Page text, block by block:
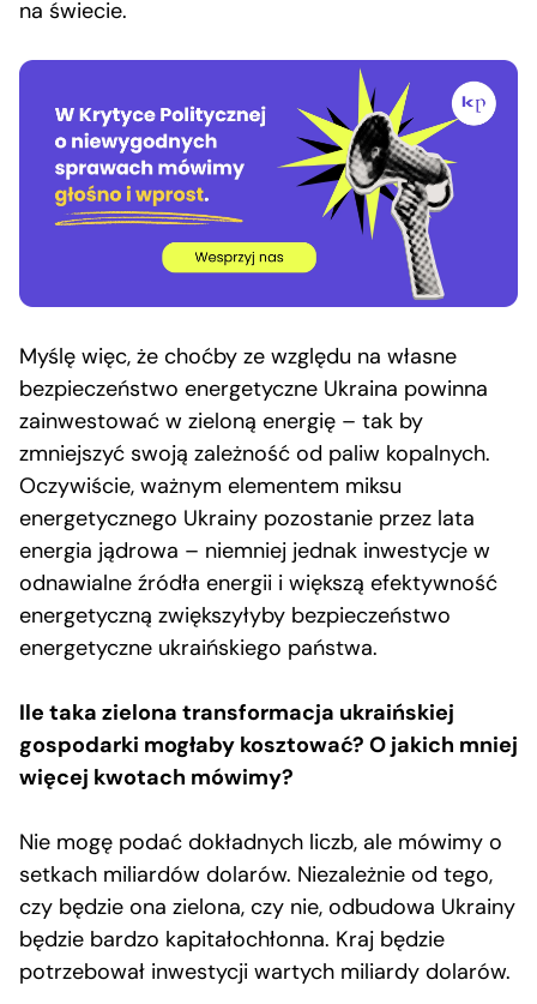
na świecie.
Myślę więc, że choćby ze względu na własne
bezpieczeństwo energetyczne Ukraina powinna
zainwestować w zieloną energię – tak by
zmniejszyć swoją zależność od paliw kopalnych.
Oczywiście, ważnym elementem miksu
energetycznego Ukrainy pozostanie przez lata
energia jądrowa – niemniej jednak inwestycje w
odnawialne źródła energii i większą efektywność
energetyczną zwiększyłyby bezpieczeństwo
energetyczne ukraińskiego państwa.
Ile taka zielona transformacja ukraińskiej
gospodarki mogłaby kosztować? O jakich mniej
więcej kwotach mówimy?
Nie mogę podać dokładnych liczb, ale mówimy o
setkach miliardów dolarów. Niezależnie od tego,
czy będzie ona zielona, czy nie, odbudowa Ukrainy
będzie bardzo kapitałochłonna. Kraj będzie
potrzebował inwestycji wartych miliardy dolarów.